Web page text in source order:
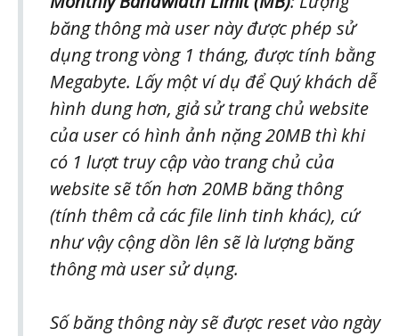
băng thông mà user này được phép sử
dụng trong vòng 1 tháng, được tính bằng
Megabyte. Lấy một ví dụ để Quý khách dễ
hình dung hơn, giả sử trang chủ website
của user có hình ảnh nặng 20MB thì khi
có 1 lượt truy cập vào trang chủ của
website sẽ tốn hơn 20MB băng thông
(tính thêm cả các file linh tinh khác), cứ
như vậy cộng dồn lên sẽ là lượng băng
thông mà user sử dụng.
Số băng thông này sẽ được reset vào ngày